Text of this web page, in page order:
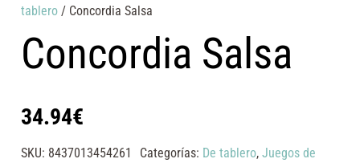
tablero / Concordia Salsa
Concordia Salsa
34.94€
SKU: 8437013454261 Categorías: De tablero, Juegos de